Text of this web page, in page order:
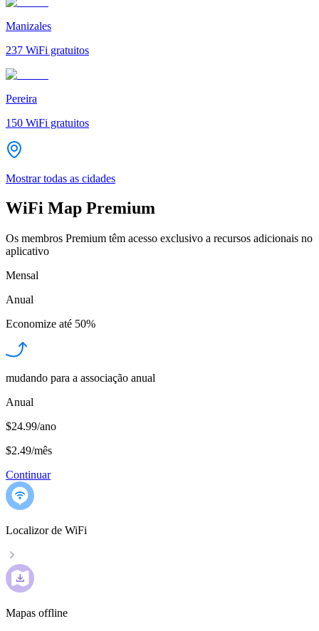
Manizales
237 WiFi gratuitos
Pereira
150 WiFi gratuitos
Mostrar todas as cidades
WiFi Map Premium
Os membros Premium têm acesso exclusivo a recursos adicionais no
aplicativo
Mensal
Anual
Economize até 50%
mudando para a associação anual
Anual
$24.99/ano
$2.49/mês
Continuar
Localizor de WiFi
Mapas offline